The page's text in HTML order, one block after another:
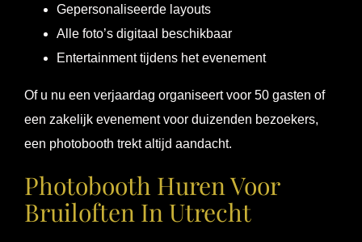
Gepersonaliseerde layouts
Alle foto’s digitaal beschikbaar
Entertainment tijdens het evenement
Of u nu een verjaardag organiseert voor 50 gasten of
een zakelijk evenement voor duizenden bezoekers,
een photobooth trekt altijd aandacht.
Photobooth Huren Voor
Bruiloften In Utrecht